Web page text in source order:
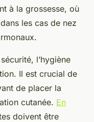
à la grossesse, où
les cas de nez
l’hygiène
Il est crucial de
de placer la
cutanée. En
doivent être